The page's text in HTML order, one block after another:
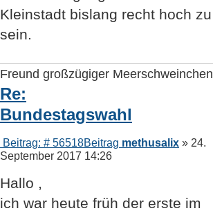
Kleinstadt bislang recht hoch zu
sein.
Freund großzügiger Meerschweinchen
Re:
Bundestagswahl
Beitrag: # 56518Beitrag methusalix » 24.
September 2017 14:26
Hallo ,
ich war heute früh der erste im